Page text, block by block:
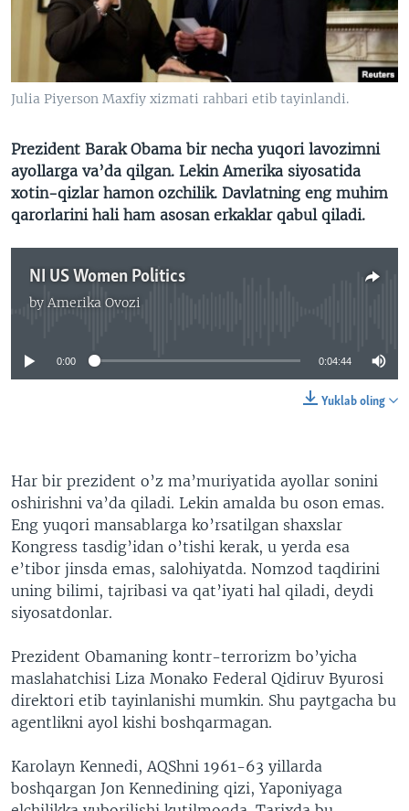
VIDEO
XABARLAR SURATLARDA
ODNOKLASSNIKI
TELEGRAM
TWITTER
Julia Piyerson Maxfiy xizmati rahbari etib tayinlandi.
Prezident Barak Obama bir necha yuqori lavozimni
ayollarga va’da qilgan. Lekin Amerika siyosatida
xotin-qizlar hamon ozchilik. Davlatning eng muhim
qarorlarini hali ham asosan erkaklar qabul qiladi.
NI US Women Politics
by Amerika Ovozi
No media source currently available
0:00 0:04:44
Yuklab oling
Har bir prezident o’z ma’muriyatida ayollar sonini
oshirishni va’da qiladi. Lekin amalda bu oson emas.
Eng yuqori mansablarga ko’rsatilgan shaxslar
Kongress tasdig’idan o’tishi kerak, u yerda esa
e’tibor jinsda emas, salohiyatda. Nomzod taqdirini
uning bilimi, tajribasi va qat’iyati hal qiladi, deydi
siyosatdonlar.
Prezident Obamaning kontr-terrorizm bo’yicha
maslahatchisi Liza Monako Federal Qidiruv Byurosi
direktori etib tayinlanishi mumkin. Shu paytgacha bu
agentlikni ayol kishi boshqarmagan.
Karolayn Kennedi, AQShni 1961-63 yillarda
boshqargan Jon Kennedining qizi, Yaponiyaga